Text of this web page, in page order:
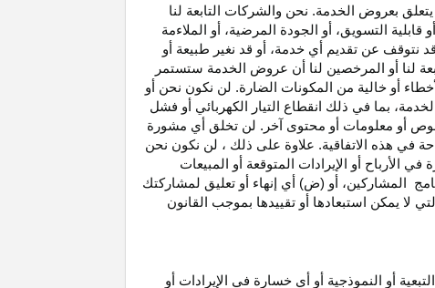
يتعلق بعروض الخدمة. نحن والشركات التابعة لنا
التسويق، أو الجودة المرضية، أو الملاءمة
نتوقف عن تقديم أي خدمة، أو قد نغير طبيعة أو
لنا أو المرخصين لنا أن عروض الخدمة ستستمر
أو خالية من المكونات الضارة. لن نكون نحن أو
بما في ذلك انقطاع
التيار الكهربائي أو فشل
أو معلومات أو محتوى آخر. لن تخلق أي مشورة
هذه الاتفاقية. علاوة على ذلك ، لن نكون نحن
في
الأرباح أو الإيرادات المتوقعة أو المبيعات
المشاركين، أو (ض) أي إنهاء أو تعليق لمشاركتك
لا يمكن استبعادها أو تقييدها بموجب القانون
أو النموذجية أو أي خسارة في الإيرادات أو